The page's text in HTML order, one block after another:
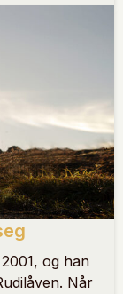
og han
Når